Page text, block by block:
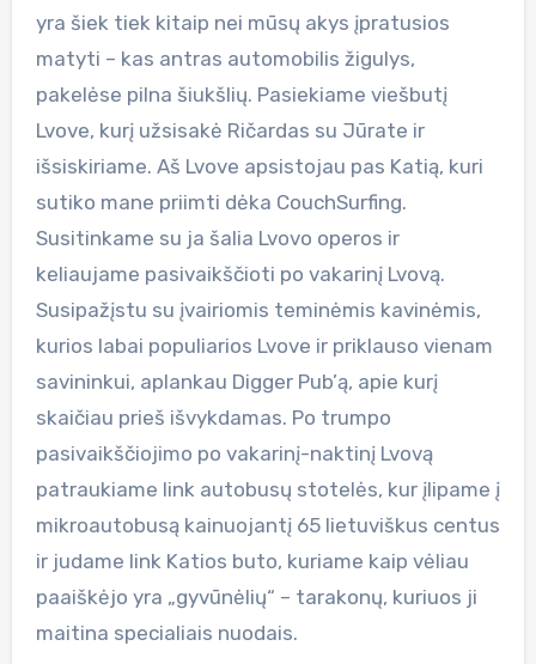
yra šiek tiek kitaip nei mūsų akys įpratusios
matyti – kas antras automobilis žigulys,
pakelėse pilna šiukšlių. Pasiekiame viešbutį
Lvove, kurį užsisakė Ričardas su Jūrate ir
išsiskiriame. Aš Lvove apsistojau pas Katią, kuri
sutiko mane priimti dėka CouchSurfing.
Susitinkame su ja šalia Lvovo operos ir
keliaujame pasivaikščioti po vakarinį Lvovą.
Susipažįstu su įvairiomis teminėmis kavinėmis,
kurios labai populiarios Lvove ir priklauso vienam
savininkui, aplankau Digger Pub’ą, apie kurį
skaičiau prieš išvykdamas. Po trumpo
pasivaikščiojimo po vakarinį-naktinį Lvovą
patraukiame link autobusų stotelės, kur įlipame į
mikroautobusą kainuojantį 65 lietuviškus centus
ir judame link Katios buto, kuriame kaip vėliau
paaiškėjo yra „gyvūnėlių“ – tarakonų, kuriuos ji
maitina specialiais nuodais.